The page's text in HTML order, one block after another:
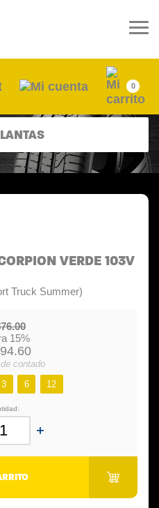
0
VERDE 103V
Truck Summer)
15%
contado
3 6 12